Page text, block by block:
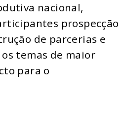
nacional,
prospecção
de parcerias e
temas de maior
para o